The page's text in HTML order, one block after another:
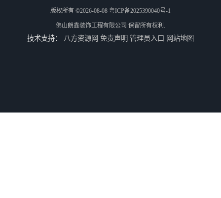
版权所有 ©2026-08-08 粤ICP备2025390040号-1
佛山朗鑫装饰工程有限公司 保留所有权利.
技术支持： 八方资源网 免责声明 管理员入口 网站地图